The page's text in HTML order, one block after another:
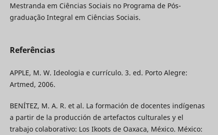
Mestranda em Ciências Sociais no Programa de Pós-
graduação Integral em Ciências Sociais.
Referências
APPLE, M. W. Ideologia e currículo. 3. ed. Porto Alegre:
Artmed, 2006.
BENÍTEZ, M. A. R. et al. La formación de docentes indígenas
a partir de la producción de artefactos culturales y el
trabajo colaborativo: Los Ikoots de Oaxaca, México. México: